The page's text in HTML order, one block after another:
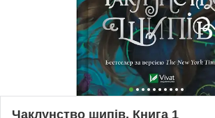
Чаклунство шипів. Книга 1